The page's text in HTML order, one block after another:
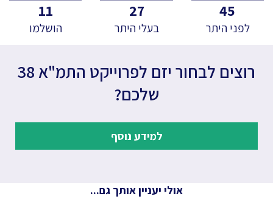
45
לפני היתר
27
בעלי היתר
11
הושלמו
רוצים לבחור יזם לפרוייקט התמ"א 38
שלכם?
למידע נוסף
אולי יעניין אותך גם...